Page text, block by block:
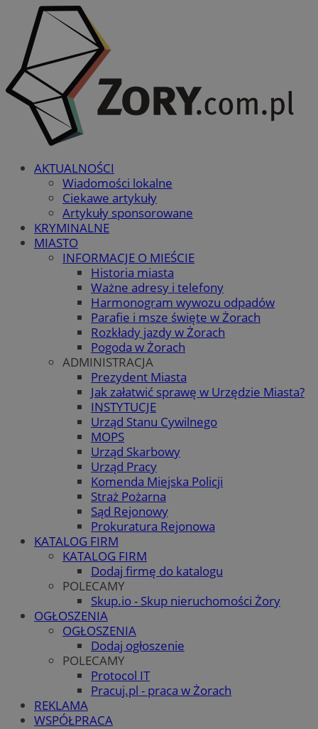
AKTUALNOŚCI
Wiadomości lokalne
Ciekawe artykuły
Artykuły sponsorowane
KRYMINALNE
MIASTO
INFORMACJE O MIEŚCIE
Historia miasta
Ważne adresy i telefony
Harmonogram wywozu odpadów
Parafie i msze święte w Żorach
Rozkłady jazdy w Żorach
Pogoda w Żorach
ADMINISTRACJA
Prezydent Miasta
Jak załatwić sprawę w Urzędzie Miasta?
INSTYTUCJE
Urząd Stanu Cywilnego
MOPS
Urząd Skarbowy
Urząd Pracy
Komenda Miejska Policji
Straż Pożarna
Sąd Rejonowy
Prokuratura Rejonowa
KATALOG FIRM
KATALOG FIRM
Dodaj firmę do katalogu
POLECAMY
Skup.io - Skup nieruchomości Żory
OGŁOSZENIA
OGŁOSZENIA
Dodaj ogłoszenie
POLECAMY
Protocol IT
Pracuj.pl - praca w Żorach
REKLAMA
WSPÓŁPRACA